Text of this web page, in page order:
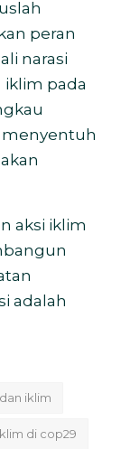
peran
narasi
iklim pada
menyentuh
aksi iklim
adalah
iklim
di cop29